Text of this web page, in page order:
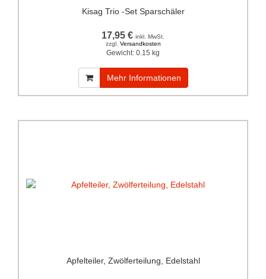
Kisag Trio -Set Sparschäler
17,95 € inkl. MwSt.
zzgl. Versandkosten
Gewicht: 0.15 kg
Mehr Informationen
Apfelteiler, Zwölferteilung, Edelstahl